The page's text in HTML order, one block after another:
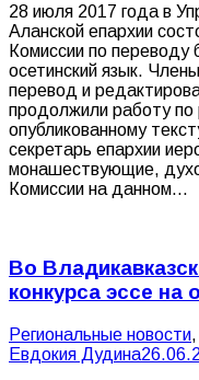
28 июля 2017 года в
Аланской епархии
Комиссии по переводу
осетинский язык.
перевод и
продолжили работу по
опубликованному
секретарь епархии
монашествующие,
Комиссии на данном…
Во
конкурса эссе на
Pегиональные новости,
Евдокия Дудина